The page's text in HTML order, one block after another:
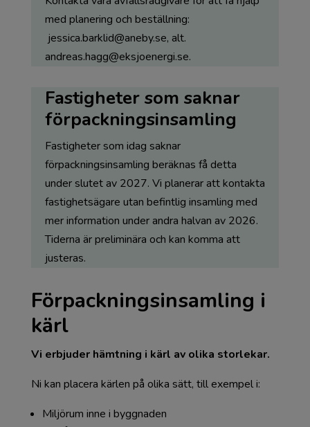
med planering och beställning:
jessica.barklid@aneby.se, alt.
andreas.hagg@eksjoenergi.se.
Fastigheter som saknar
förpackningsinsamling
Fastigheter som idag saknar
förpackningsinsamling beräknas få detta
under slutet av 2027. Vi planerar att kontakta
fastighetsägare utan befintlig insamling med
mer information under andra halvan av 2026.
Tiderna är preliminära och kan komma att
justeras.
Förpackningsinsamling i
kärl
Vi erbjuder hämtning i kärl av olika storlekar.
Ni kan placera kärlen på olika sätt, till exempel i:
Miljörum inne i byggnaden